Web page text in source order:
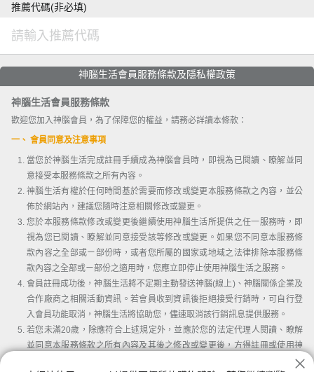
推薦代碼(非必填)
神腦生活會員服務條款及隱私權政策
神腦生活會員服務條款
歡迎您加入神腦會員，為了保障您的權益，請務必詳讀本條款：
一、 會員同意及注意事項
當您於神腦生活完成註冊手續成為神腦會員時，即視為已閱讀、瞭解並同
意接受本服務條款之所有內容。
神腦生活有權於任何時間基於需要而修改或變更本服務條款之內容，並公
佈於網站內，建議您隨時注意相關修改或變更。
您於本服務條款修改或變更後繼續使用神腦生活所提供之任一服務時，即
視為您已閱讀、瞭解並同意接受該等修改或變更。如果您不同意本服務條
款內容之全部或ㄧ部份時，或者您所屬的國家或地域之法律排除本服務條
款內容之全部或ㄧ部份之適用時，您應立即停止使用神腦生活之服務。
會員註冊成功後，神腦生活將不定期主動發送神腦(線上)、神腦關係企業及
合作廠商之相關活動資訊。若會員收到資訊後拒絕接受行銷時，可自行登
入會員功能取消，神腦生活將協助您，儘速取消該行銷訊息提供服務。
若您未滿20歲，除應符合上述規定外，並應於您的法定代理人閱讀、瞭解
並同意本服務條款之所有內容及其後之修改或變更後，方得註冊或使用神
腦生活。當您使用或繼續使用神腦生活所提供之任一服務時，即推定您的